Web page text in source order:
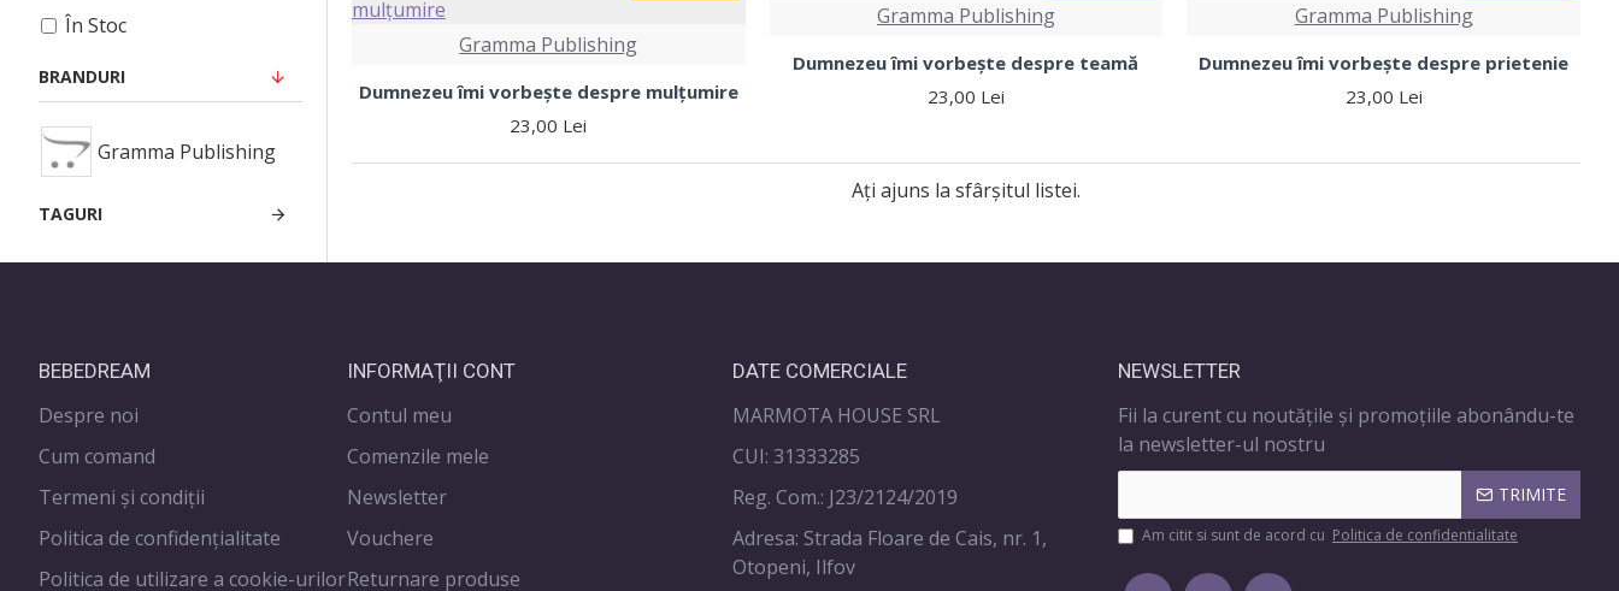
BRANDURI
Gramma Publishing
TAGURI
În Stoc
Gramma Publishing
Dumnezeu îmi vorbește despre mulțumire
23,00 Lei
Gramma Publishing
Dumnezeu îmi vorbește despre teamă
23,00 Lei
Gramma Publishing
Dumnezeu îmi vorbește despre prietenie
23,00 Lei
Ați ajuns la sfârșitul listei.
BEBEDREAM
Despre noi
Cum comand
Termeni și condiții
Politica de confidenţialitate
Politica de utilizare a cookie-urilor
INFORMAŢII CONT
Contul meu
Comenzile mele
Newsletter
Vouchere
Returnare produse
DATE COMERCIALE
MARMOTA HOUSE SRL
CUI: 31333285
Reg. Com.: J23/2124/2019
Adresa: Strada Floare de Cais, nr. 1,
Otopeni, Ilfov
NEWSLETTER
Fii la curent cu noutățile și promoțiile abonându-te
la newsletter-ul nostru
TRIMITE
Am citit si sunt de acord cu Politica de confidentialitate